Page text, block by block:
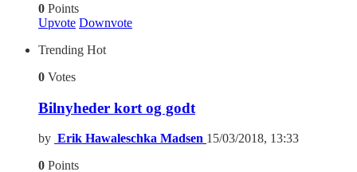
0 Points
Upvote Downvote
Trending Hot
0 Votes
Bilnyheder kort og godt
by Erik Hawaleschka Madsen 15/03/2018, 13:33
0 Points